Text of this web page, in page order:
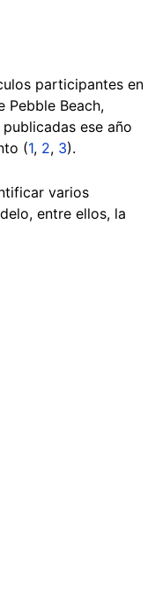
participantes en
Pebble Beach,
ese año
(1, 2, 3).
varios
entre ellos, la